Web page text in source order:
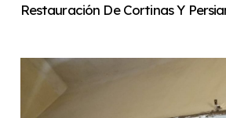
Restauración De Cortinas Y